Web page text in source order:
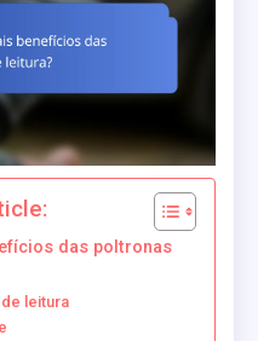
das poltronas
leitura